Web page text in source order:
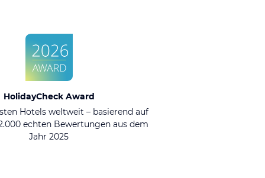
HolidayCheck Award
Hotels weltweit – basierend auf
echten Bewertungen aus dem
Jahr 2025